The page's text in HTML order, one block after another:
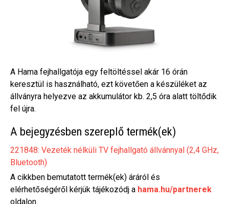
A Hama fejhallgatója egy feltöltéssel akár 16 órán
keresztül is használható, ezt követően a készüléket az
állványra helyezve az akkumulátor kb. 2,5 óra alatt töltődik
fel újra.
A bejegyzésben szereplő termék(ek)
221848: Vezeték nélküli TV fejhallgató állvánnyal (2,4 GHz,
Bluetooth)
A cikkben bemutatott termék(ek) áráról és
elérhetőségéről kérjük tájékozódj a hama.hu/partnerek
oldalon.